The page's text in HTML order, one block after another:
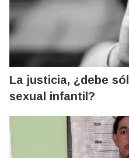
La justicia, ¿debe
sexual infantil?